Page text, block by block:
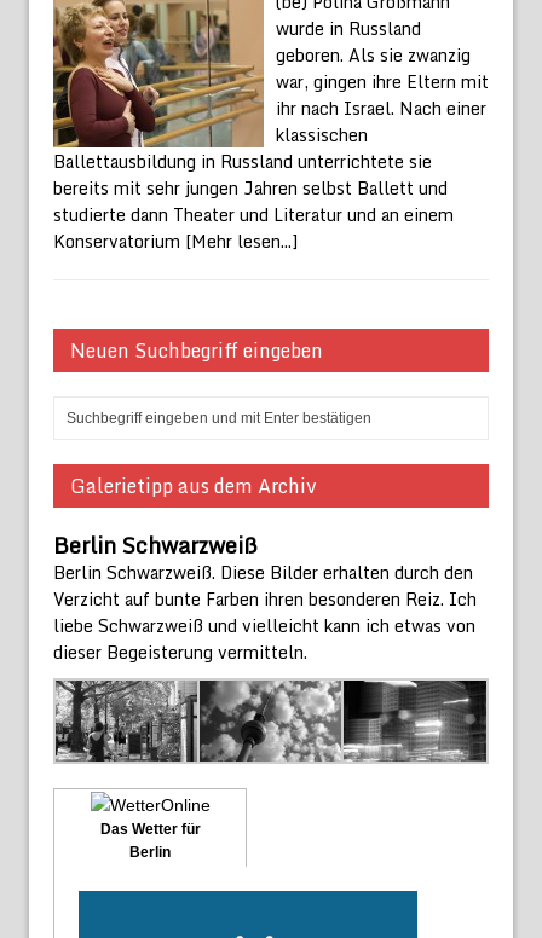
wurde in Russland
geboren. Als sie zwanzig
war, gingen ihre Eltern mit
ihr nach Israel. Nach einer
klassischen
Ballettausbildung in Russland unterrichtete sie
bereits mit sehr jungen Jahren selbst Ballett und
studierte dann Theater und Literatur und an einem
Konservatorium [Mehr lesen...]
Neuen Suchbegriff eingeben
Galerietipp aus dem Archiv
Berlin Schwarzweiß
Berlin Schwarzweiß. Diese Bilder erhalten durch den
Verzicht auf bunte Farben ihren besonderen Reiz. Ich
liebe Schwarzweiß und vielleicht kann ich etwas von
dieser Begeisterung vermitteln.
Das Wetter für
Berlin